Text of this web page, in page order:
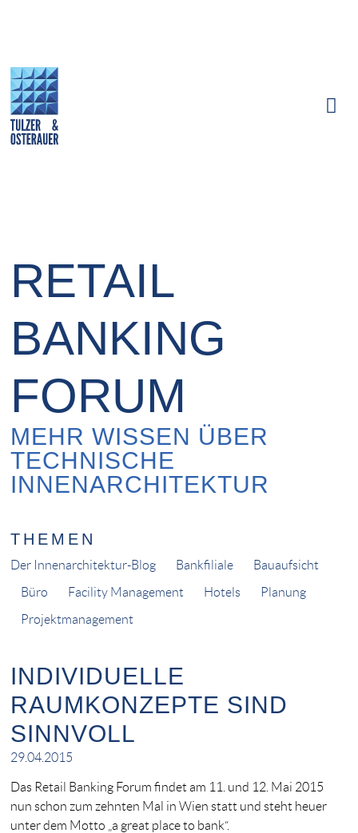
RETAIL
BANKING
FORUM
MEHR WISSEN ÜBER
TECHNISCHE
INNENARCHITEKTUR
THEMEN
Der Innenarchitektur-Blog Bankfiliale
Bauaufsicht
Büro
Facility Management Hotels
Planung
Projektmanagement
INDIVIDUELLE
RAUMKONZEPTE SIND
SINNVOLL
29.04.2015
Das Retail Banking Forum findet am 11. und 12. Mai 2015
nun schon zum zehnten Mal in Wien statt und steht heuer
unter dem Motto „a great place to bank“.